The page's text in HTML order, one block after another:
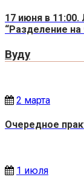
17 июня в 11:00.
“Разделение
Вуду
2 марта
Очередное
1 июля